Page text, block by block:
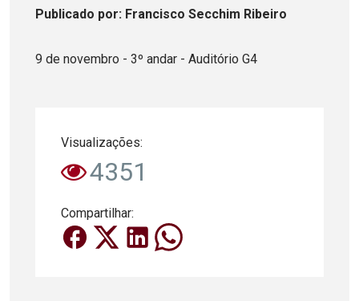
Publicado por: Francisco Secchim Ribeiro
9 de novembro - 3º andar - Auditório G4
Visualizações:
4351
Compartilhar: